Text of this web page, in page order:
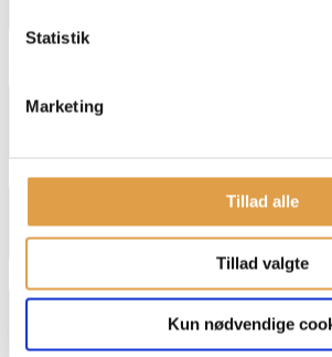
Statistik
Marketing
Tillad alle
Tillad valgte
Kun nødvendige
Dette felt er skjult, når du får vist formularen
Navn*